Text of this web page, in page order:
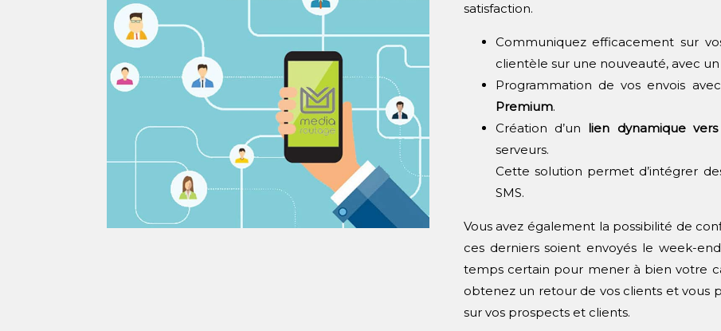
satisfaction.
Communiquez efficacement sur
clientèle sur une nouveauté, avec
Programmation de vos envois avec
Premium.
Création d’un lien dynamique
serveurs.
Cette solution permet d’intégrer
SMS.
Vous avez également la possibilité de
ces derniers soient envoyés le week-
temps certain pour mener à bien votre
obtenez un retour de vos clients et vous
sur vos prospects et clients.